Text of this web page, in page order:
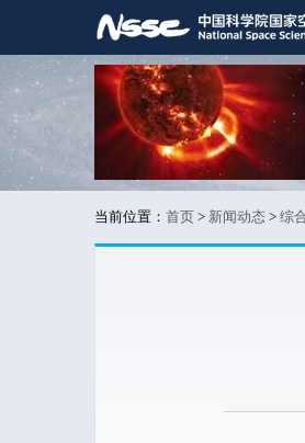
当前位置： 首页 > 新闻动态 > 综